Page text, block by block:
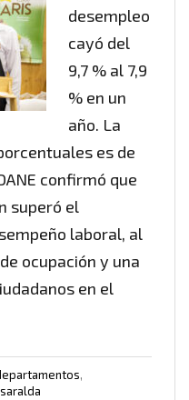
desempleo
cayó del
9,7 % al 7,9
% en un
año. La
es de
confirmó que
superó el
laboral, al
ocupación y una
en el
,